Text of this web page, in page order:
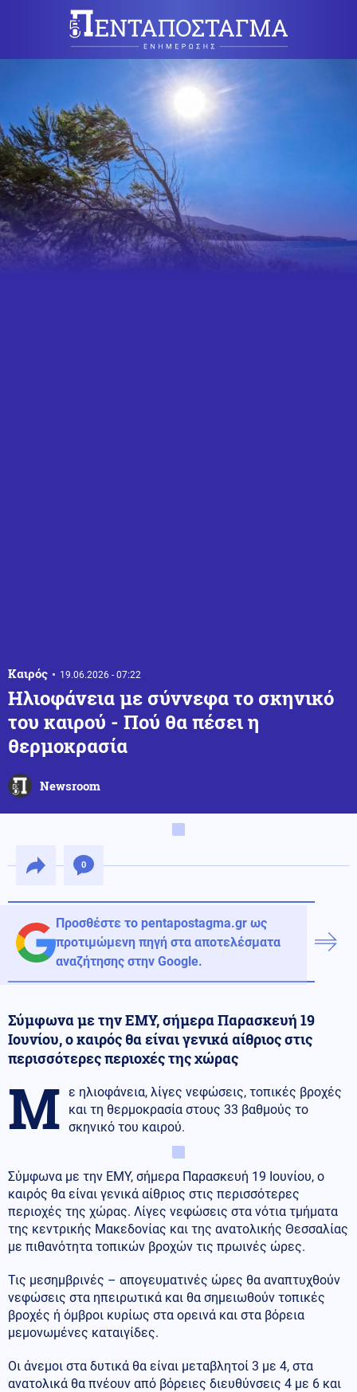
Καιρός 19.06.2026 - 07:22
Ηλιοφάνεια με σύννεφα το σκηνικό
του καιρού - Πού θα πέσει η
θερμοκρασία
Newsroom
0
Προσθέστε το pentapostagma.gr ως
προτιμώμενη πηγή στα αποτελέσματα
αναζήτησης στην Google.
Σύμφωνα με την ΕΜΥ, σήμερα Παρασκευή 19
Ιουνίου, ο καιρός θα είναι γενικά αίθριος στις
περισσότερες περιοχές της χώρας
Μ ε ηλιοφάνεια, λίγες νεφώσεις, τοπικές βροχές
και τη θερμοκρασία στους 33 βαθμούς το
σκηνικό του καιρού.
Σύμφωνα με την ΕΜΥ, σήμερα Παρασκευή 19 Ιουνίου, ο
καιρός θα είναι γενικά αίθριος στις περισσότερες
περιοχές της χώρας. Λίγες νεφώσεις στα νότια τμήματα
της κεντρικής Μακεδονίας και της ανατολικής Θεσσαλίας
με πιθανότητα τοπικών βροχών τις πρωινές ώρες.
Τις μεσημβρινές – απογευματινές ώρες θα αναπτυχθούν
νεφώσεις στα ηπειρωτικά και θα σημειωθούν τοπικές
βροχές ή όμβροι κυρίως στα ορεινά και στα βόρεια
μεμονωμένες καταιγίδες.
Οι άνεμοι στα δυτικά θα είναι μεταβλητοί 3 με 4, στα
ανατολικά θα πνέουν από βόρειες διευθύνσεις 4 με 6 και